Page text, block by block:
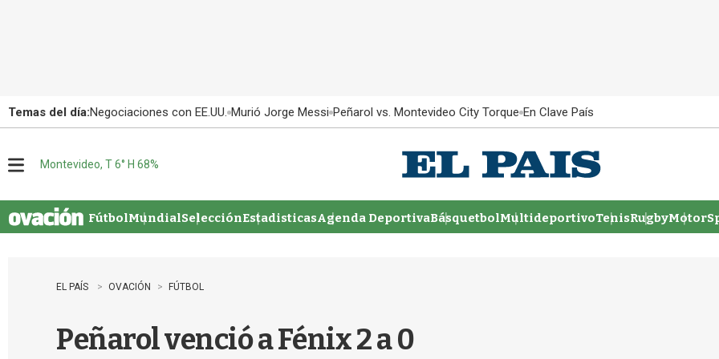
Temas del día:Negociaciones con EE.UU. Murió Jorge Messi Peñarol vs. Montevideo City Torque En Clave País
u
Montevideo, T 6° H 68%
FútbolMundialSelecciónEstadisticasAgenda DeportivaBásquetbolMultideportivoTenisRugby
EL PAÍS OVACIÓN FÚTBOL
Peñarol venció a Fénix 2 a 0